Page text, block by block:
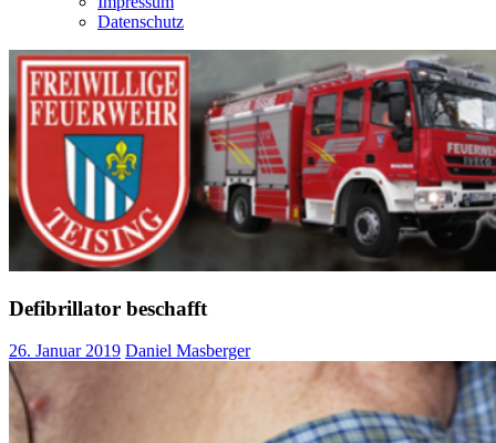
Datenschutz
Defibrillator beschafft
26. Januar 2019 Daniel Masberger